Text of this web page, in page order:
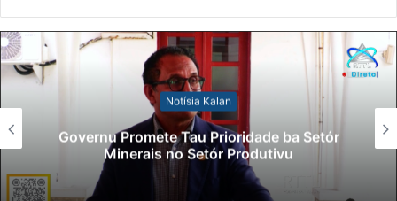
Notísia Kalan
Governu Promete Tau Prioridade ba Setór
Minerais no Setór Produtivu